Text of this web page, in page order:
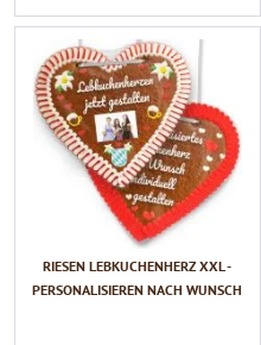
RIESEN LEBKUCHENHERZ XXL -
PERSONALISIEREN NACH WUNSCH